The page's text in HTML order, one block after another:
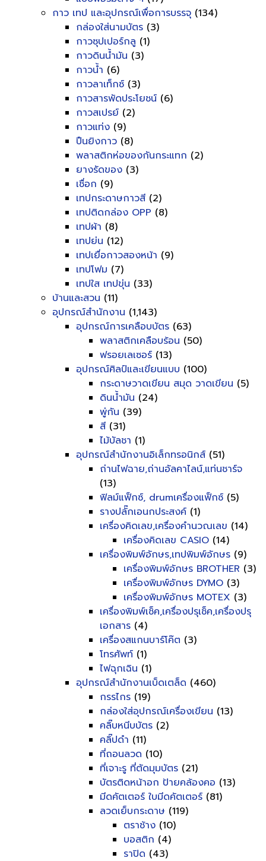
กาว เทป และอุปกรณ์เพื่อการบรรจุ (134)
กล่องใส่นามบัตร (3)
กาวซุปเปอร์กลู (1)
กาวดินน้ำมัน (3)
กาวน้ำ (6)
กาวลาเท็กซ์ (3)
กาวสารพัดประโยชน์ (6)
กาวสเปรย์ (2)
กาวแท่ง (9)
ปืนยิงกาว (8)
พลาสติกห่อของกันกระแทก (2)
ยางรัดของ (3)
เชื่อก (9)
เทปกระดาษกาวสี (2)
เทปติดกล่อง OPP (8)
เทปผ้า (8)
เทปย่น (12)
เทปเยื่อกาวสองหน้า (9)
เทปโฟม (7)
เทปใส เทปขุ่น (33)
บ้านและสวน (11)
อุปกรณ์สำนักงาน (1,143)
อุปกรณ์การเคลือบบัตร (63)
พลาสติกเคลือบร้อน (50)
ฟรอยเลเซอร์ (13)
อุปกรณ์ศิลป์และเขียนแบบ (100)
กระดาษวาดเขียน สมุด วาดเขียน (5)
ดินน้ำมัน (24)
พู่กัน (39)
สี (31)
ไม้บัลชา (1)
อุปกรณ์สำนักงานอิเล็กทรอนิกส์ (51)
ถ่านไฟฉาย,ถ่านอัลคาไลน์,แท่นชาร์จ
(13)
ฟิลม์แฟ็กซ์, drumเครื่องแฟ็กซ์ (5)
รางปลั๊กเอนกประสงค์ (1)
เครื่องคิดเลข,เครื่องคำนวณเลข (14)
เครื่องคิดเลข CASIO (14)
เครื่องพิมพ์อักษร,เทปพิมพ์อักษร (9)
เครื่องพิมพ์อักษร BROTHER (3)
เครื่องพิมพ์อักษร DYMO (3)
เครื่องพิมพ์อักษร MOTEX (3)
เครื่องพิมพ์เช็ค,เครื่องปรุเช็ค,เครื่องปรุ
เอกสาร (4)
เครื่องสแกนบาร์โค๊ต (3)
โทรศัพท์ (1)
ไฟฉุกเฉิน (1)
อุปกรณ์สำนักงานเบ็ดเตล็ด (460)
กรรไกร (19)
กล่องใส่อุปกรณ์เครื่องเขียน (13)
คลิ๊บหนีบบัตร (2)
คลิ๊ปดำ (11)
ที่ถอนลวด (10)
ที่เจาะรู ที่ตัดมุมบัตร (21)
บัตรติดหน้าอก ป้ายคล้องคอ (13)
มีดคัตเตอร์ ใบมีดคัตเตอร์ (81)
ลวดเย็บกระดาษ (119)
ตราช้าง (10)
บอสติก (4)
ราปิด (43)